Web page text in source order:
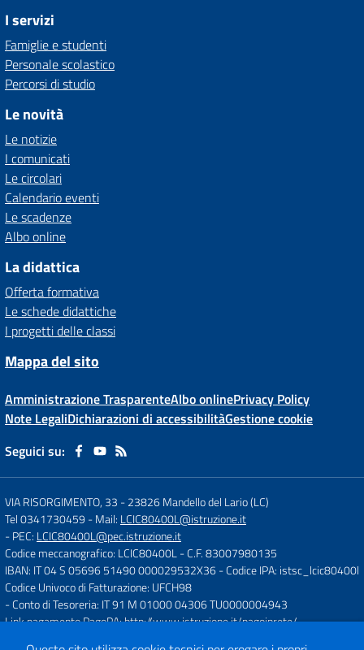
I servizi
Famiglie e studenti
Personale scolastico
Percorsi di studio
Le novità
Le notizie
I comunicati
Le circolari
Calendario eventi
Le scadenze
Albo online
La didattica
Offerta formativa
Le schede didattiche
I progetti delle classi
Mappa del sito
Amministrazione TrasparenteAlbo onlinePrivacy Policy
Note LegaliDichiarazioni di accessibilitàGestione cookie
Seguici su:
VIA RISORGIMENTO, 33 -23826 Mandello del Lario (LC)
Tel 0341730459 - Mail: LCIC80400L@istruzione.it
- PEC: LCIC80400L@pec.istruzione.it
Codice meccanografico: LCIC80400L- C.F. 83007980135
IBAN: IT 04 S 05696 51490 000029532X36- Codice IPA: istsc_lcic80400l
Codice Univoco di Fatturazione: UFCH98
- Conto di Tesoreria: IT 91 M 01000 04306 TU0000004943
Link pagamento PagoPA:http://www.istruzione.it/pagoinrete/